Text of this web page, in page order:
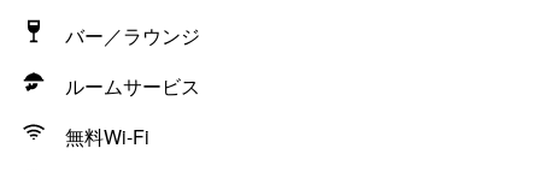
バー／ラウンジ
ルームサービス
無料Wi-Fi